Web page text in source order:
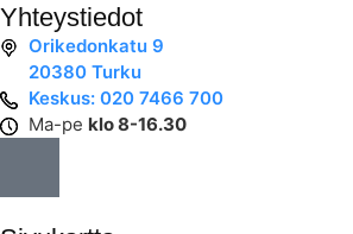
Yhteystiedot
Orikedonkatu 9
20380 Turku
Keskus: 020 7466 700
Ma-pe klo 8-16.30